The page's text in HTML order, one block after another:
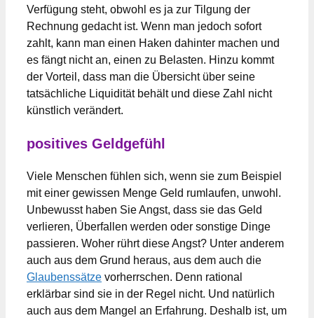
Verfügung steht, obwohl es ja zur Tilgung der
Rechnung gedacht ist. Wenn man jedoch sofort
zahlt, kann man einen Haken dahinter machen und
es fängt nicht an, einen zu Belasten. Hinzu kommt
der Vorteil, dass man die Übersicht über seine
tatsächliche Liquidität behält und diese Zahl nicht
künstlich verändert.
positives Geldgefühl
Viele Menschen fühlen sich, wenn sie zum Beispiel
mit einer gewissen Menge Geld rumlaufen, unwohl.
Unbewusst haben Sie Angst, dass sie das Geld
verlieren, Überfallen werden oder sonstige Dinge
passieren. Woher rührt diese Angst? Unter anderem
auch aus dem Grund heraus, aus dem auch die
Glaubenssätze vorherrschen. Denn rational
erklärbar sind sie in der Regel nicht. Und natürlich
auch aus dem Mangel an Erfahrung. Deshalb ist, um